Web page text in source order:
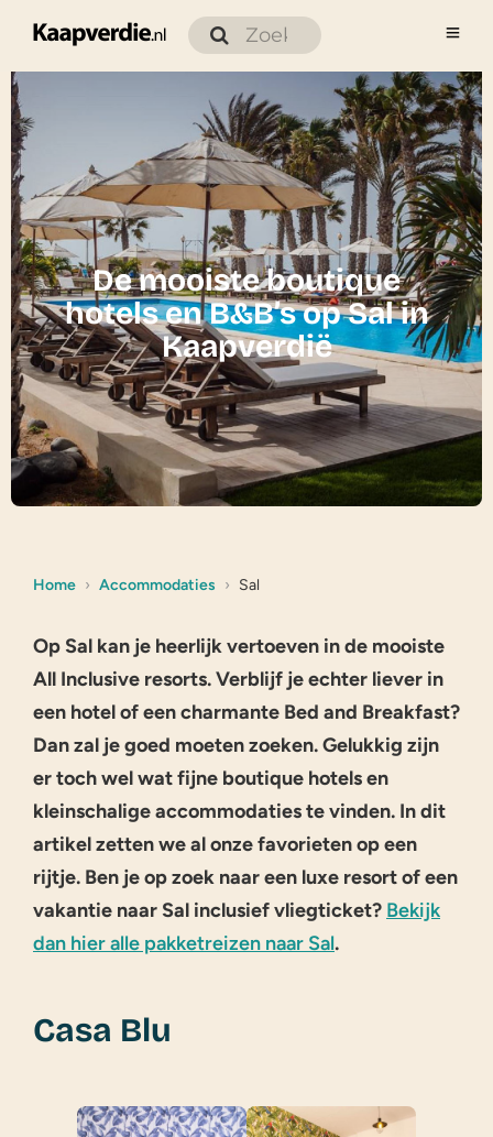
De mooiste boutique
hotels en B&B’s op Sal in
Kaapverdië
Home Accommodaties Sal
Op Sal kan je heerlijk vertoeven in de mooiste
All Inclusive resorts. Verblijf je echter liever in
een hotel of een charmante Bed and Breakfast?
Dan zal je goed moeten zoeken. Gelukkig zijn
er toch wel wat fijne boutique hotels en
kleinschalige accommodaties te vinden. In dit
artikel zetten we al onze favorieten op een
rijtje. Ben je op zoek naar een luxe resort of een
vakantie naar Sal inclusief vliegticket? Bekijk
dan hier alle pakketreizen naar Sal.
Casa Blu